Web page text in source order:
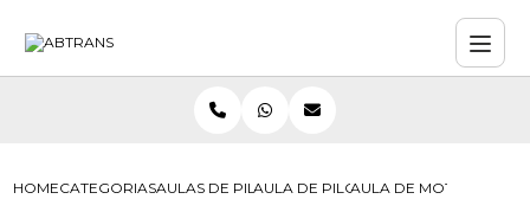
HOMECATEGORIASAULAS DE PILOTAGEM PARA EMPRESAS
AULA DE PILOTAGEM PARA
AULA DE MOTO PARA